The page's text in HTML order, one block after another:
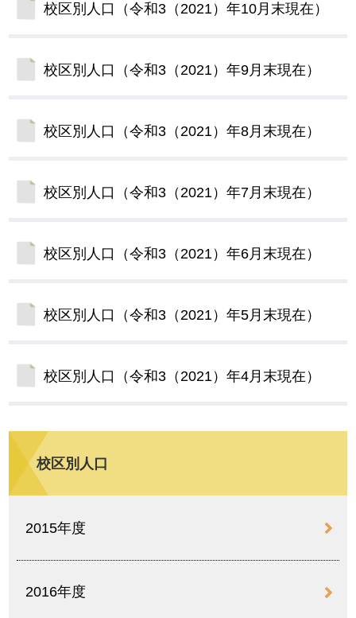
校区別人口（令和3（2021）年10月末現在）
校区別人口（令和3（2021）年9月末現在）
校区別人口（令和3（2021）年8月末現在）
校区別人口（令和3（2021）年7月末現在）
校区別人口（令和3（2021）年6月末現在）
校区別人口（令和3（2021）年5月末現在）
校区別人口（令和3（2021）年4月末現在）
校区別人口
2015年度
2016年度